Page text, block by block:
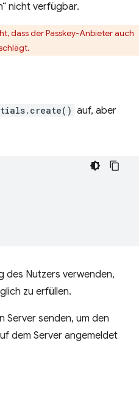
nicht verfügbar.
dass der Passkey-Anbieter auch
auf, aber
des Nutzers verwenden,
zu erfüllen.
Server senden, um den
dem Server angemeldet